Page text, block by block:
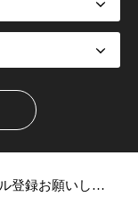
公式YouTubeチャンネル開設（チャンネル登録お願いします）